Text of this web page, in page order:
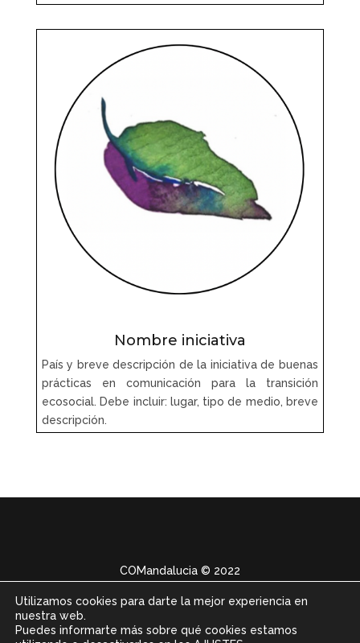
Nombre iniciativa
País y breve descripción de la iniciativa de buenas
prácticas en comunicación para la transición
ecosocial. Debe incluir: lugar, tipo de medio, breve
descripción.
COMandalucia © 2022
Utilizamos cookies para darte la mejor experiencia en
nuestra web.
Puedes informarte más sobre qué cookies estamos